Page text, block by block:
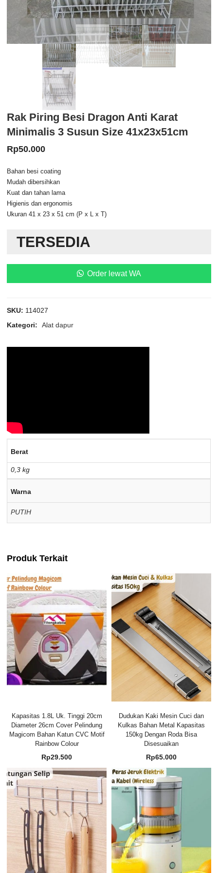
Rak Piring Besi Dragon Anti Karat
Minimalis 3 Susun Size 41x23x51cm
Rp50.000
Bahan besi coating
Mudah dibersihkan
Kuat dan tahan lama
Higienis dan ergonomis
Ukuran 41 x 23 x 51 cm (P x L x T)
TERSEDIA
Order lewat WA
SKU: 114027
Kategori:
Alat dapur
Berat
0,3 kg
Warna
PUTIH
Produk Terkait
Kapasitas 1.8L Uk. Tinggi 20cm
Diameter 26cm Cover Pelindung
Magicom Bahan Katun CVC Motif
Rainbow Colour
Rp29.500
Dudukan Kaki Mesin Cuci dan
Kulkas Bahan Metal Kapasitas
150kg Dengan Roda Bisa
Disesuaikan
Rp65.000